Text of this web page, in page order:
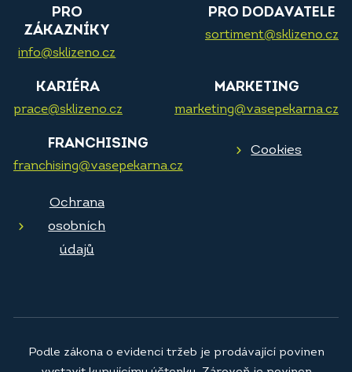
PRO
ZÁKAZNÍKY
info@sklizeno.cz
PRO DODAVATELE
sortiment@sklizeno.cz
KARIÉRA
prace@sklizeno.cz
MARKETING
marketing@vasepekarna.cz
FRANCHISING
franchising@vasepekarna.cz
Cookies
Ochrana
osobních
údajů
Podle zákona o evidenci tržeb je prodávající povinen